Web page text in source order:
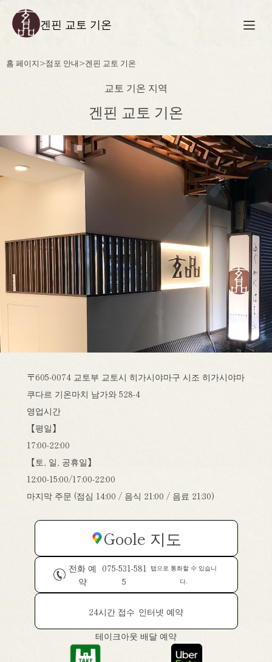
겐핀 교토 기온
홈 페이지>점포 안내>겐핀 교토 기온
교토 기온 지역
겐핀 교토 기온
〒605-0074 교토부 교토시 히가시야마구 시조 히가시야마
쿠다르 기온마치 남가와 528-4
영업시간
【평일】
17:00-22:00
【토, 일, 공휴일】
12:00-15:00/17:00-22:00
마지막 주문 (점심 14:00 / 음식 21:00 / 음료 21:30)
Goole 지도
전화 예
약
075-531-581
5
탭으로 통화할 수 있습니
다.
24시간 접수 인터넷 예약
테이크아웃 배달 예약